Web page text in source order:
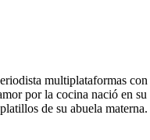
multiplataformas con
por la cocina nació en su
de su abuela materna.